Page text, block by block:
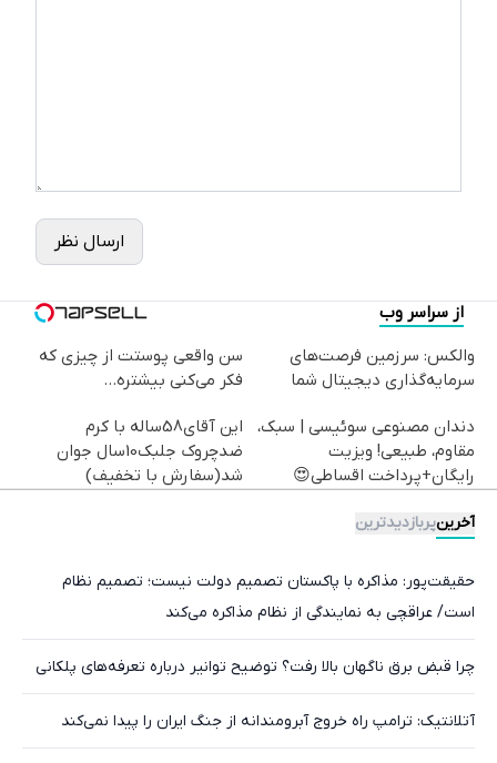
ارسال نظر
از سراسر وب
والکس: سرزمین فرصت‌های
سرمایه‌گذاری دیجیتال شما
سن واقعی پوستت از چیزی که
فکر می‌کنی بیشتره...
دندان مصنوعی سوئیسی | سبک،
مقاوم، طبیعی! ویزیت
رایگان+پرداخت اقساطی😍
این آقای58ساله با کرم
ضدچروک جلبک10سال جوان
شد(سفارش با تخفیف)
آخرینپربازدیدترین
حقیقت‌پور: مذاکره با پاکستان تصمیم دولت نیست؛ تصمیم نظام
است/ عراقچی به نمایندگی از نظام مذاکره می‌کند
چرا قبض برق ناگهان بالا رفت؟ توضیح توانیر درباره تعرفه‌های پلکانی
آتلانتیک: ترامپ راه خروج آبرومندانه از جنگ ایران را پیدا نمی‌کند